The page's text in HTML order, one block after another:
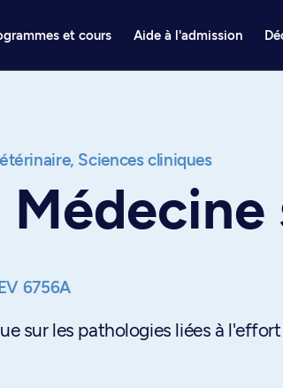
et cours Aide à l'admission
Sciences cliniques
6756A
sur les pathologies liées à